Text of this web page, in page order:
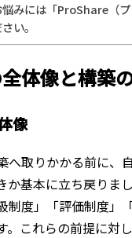
みには「ProShare（プ
い。
体像と構築
像
へ取りかかる前に、
か基本に立ち戻りま
制度」「評価制度」
。これらの前提に対